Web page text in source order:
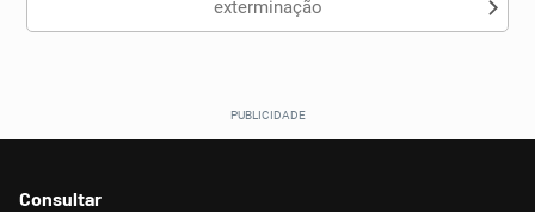
exterminação
Consultar